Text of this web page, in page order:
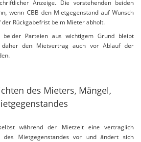
Anzeige. Die vorstehenden beiden
wenn CBB den Mietgegenstand auf Wunsch
Rückgabefrist beim Mieter abholt.
beider Parteien aus wichtigem Grund bleibt
den Mietvertrag auch vor Ablauf der
des Mieters, Mängel,
während der Mietzeit eine vertraglich
des Mietgegenstandes vor und ändert sich